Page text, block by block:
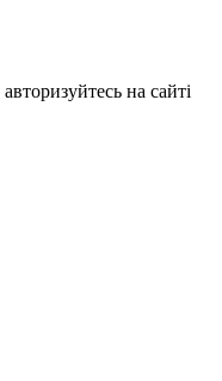
на сайті